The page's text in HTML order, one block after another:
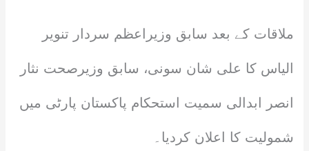
ملاقات کے بعد سابق وزیراعظم سردار تنویر
الیاس کا علی شان سونی، سابق وزیرصحت نثار
انصر ابدالی سمیت استحکام پاکستان پارٹی میں
شمولیت کا اعلان کردیا۔